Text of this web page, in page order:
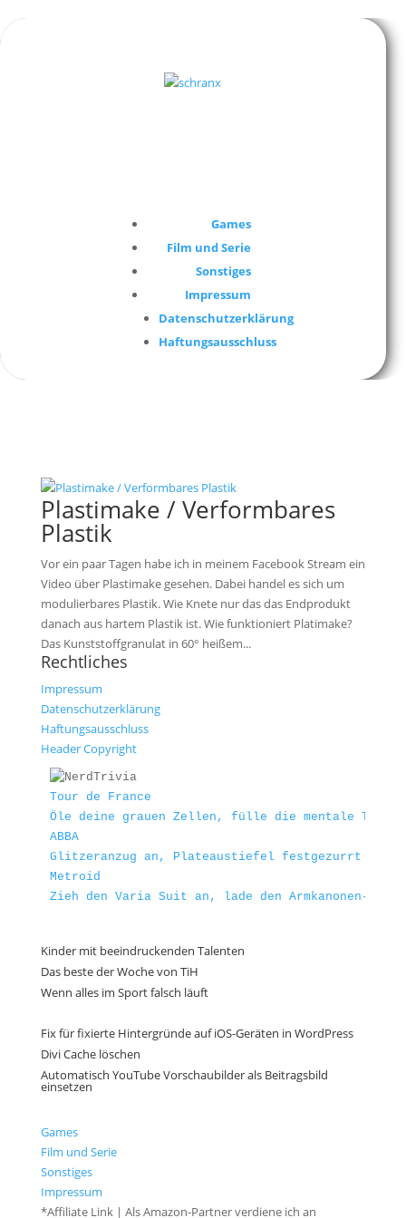
Games
Film und Serie
Sonstiges
Impressum
Datenschutzerklärung
Haftungsausschluss
Plastimake / Verformbares
Plastik
Vor ein paar Tagen habe ich in meinem Facebook Stream ein
Video über Plastimake gesehen. Dabei handel es sich um
modulierbares Plastik. Wie Knete nur das das Endprodukt
danach aus hartem Plastik ist. Wie funktioniert Platimake?
Das Kunststoffgranulat in 60° heißem...
Rechtliches
Impressum
Datenschutzerklärung
Haftungsausschluss
Header Copyright
Tour de France
Öle deine grauen Zellen, fülle die mentale
ABBA
Glitzeranzug an, Plateaustiefel festgezurrt und
Metroid
Zieh den Varia Suit an, lade den Armkanonen-
Kinder mit beeindruckenden Talenten
Das beste der Woche von TiH
Wenn alles im Sport falsch läuft
Fix für fixierte Hintergründe auf iOS-Geräten in WordPress
Divi Cache löschen
Automatisch YouTube Vorschaubilder als Beitragsbild
einsetzen
Games
Film und Serie
Sonstiges
Impressum
*Affiliate Link | Als Amazon-Partner verdiene ich an